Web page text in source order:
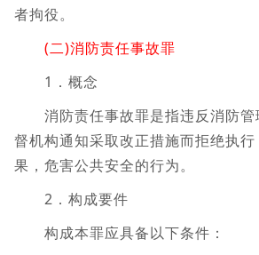
者拘役。
(二)消防责任事故罪
1．概念
消防责任事故罪是指违反消防管
督机构通知采取改正措施而拒绝执
果，危害公共安全的行为。
2．构成要件
构成本罪应具备以下条件：